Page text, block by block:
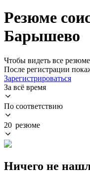
Резюме
Барышево
Чтобы видеть все
После регистрации
Зарегистрироваться
За всё время
По соответствию
20 резюме
Ничего не